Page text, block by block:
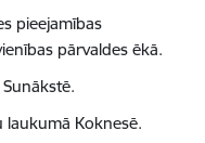
pieejamības
pārvaldes ēkā.
Koknesē.